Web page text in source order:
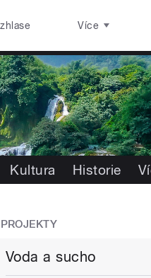
Více
Kultura Historie
PROJEKTY
Voda a sucho